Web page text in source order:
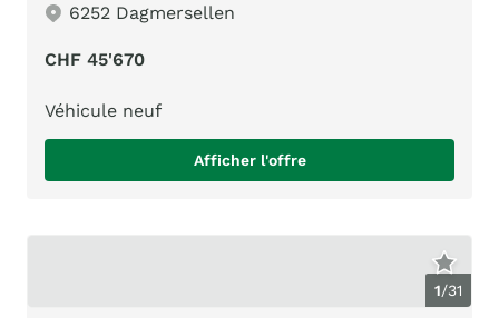
6252 Dagmersellen
CHF 45'670
Véhicule neuf
Afficher l'offre
1/31